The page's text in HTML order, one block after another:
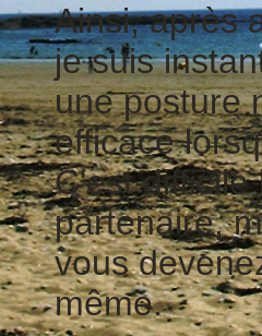
Ainsi, après
je suis
une posture
efficace
C'est
partenaire,
vous
même.